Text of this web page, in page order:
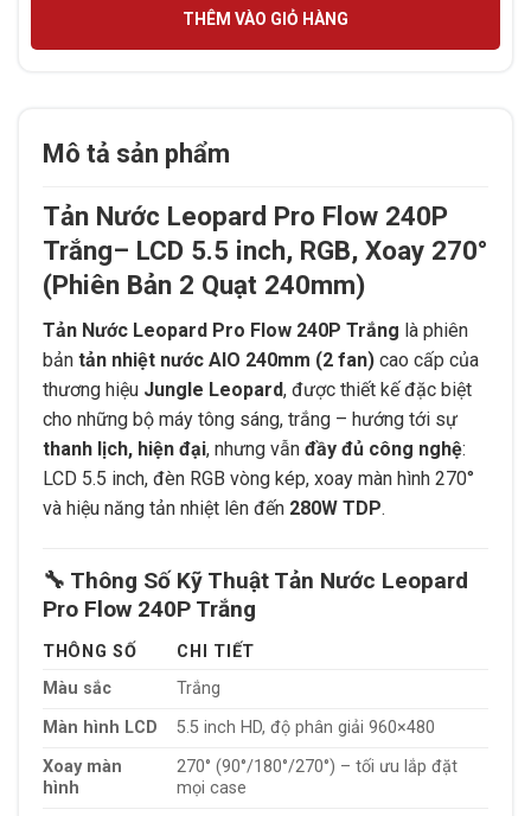
THÊM VÀO GIỎ HÀNG
Mô tả sản phẩm
Tản Nước Leopard Pro Flow 240P
Trắng– LCD 5.5 inch, RGB, Xoay 270°
(Phiên Bản 2 Quạt 240mm)
Tản Nước Leopard Pro Flow 240P Trắng là phiên
bản tản nhiệt nước AIO 240mm (2 fan) cao cấp của
thương hiệu Jungle Leopard, được thiết kế đặc biệt
cho những bộ máy tông sáng, trắng – hướng tới sự
thanh lịch, hiện đại, nhưng vẫn đầy đủ công nghệ:
LCD 5.5 inch, đèn RGB vòng kép, xoay màn hình 270°
và hiệu năng tản nhiệt lên đến 280W TDP.
🔧 Thông Số Kỹ Thuật Tản Nước Leopard
Pro Flow 240P Trắng
THÔNG SỐ
CHI TIẾT
Màu sắc
Trắng
Màn hình LCD
5.5 inch HD, độ phân giải 960×480
Xoay màn
hình
270° (90°/180°/270°) – tối ưu lắp đặt
mọi case